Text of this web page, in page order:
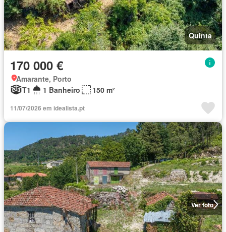
Quinta
170 000 €
Amarante, Porto
T1
1 Banheiro 150 m²
11/07/2026 em idealista.pt
Ver foto